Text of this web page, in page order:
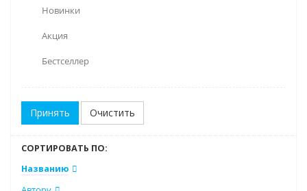
Новинки
Акция
Бестселлер
Очистить
СОРТИРОВАТЬ ПО:
Названию